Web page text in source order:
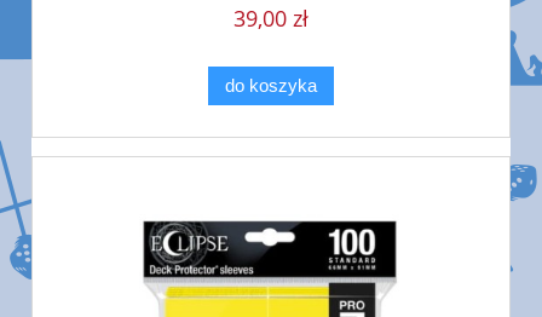
39,00 zł
do koszyka